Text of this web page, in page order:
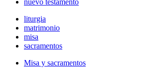
nuevo testamento
liturgia
matrimonio
misa
sacramentos
Misa y sacramentos